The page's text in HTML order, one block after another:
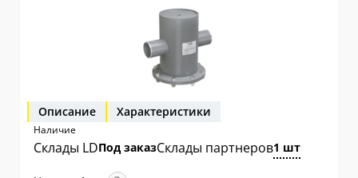
Описание Характеристики
Наличие
Склады LDПод заказСклады партнеров1 шт